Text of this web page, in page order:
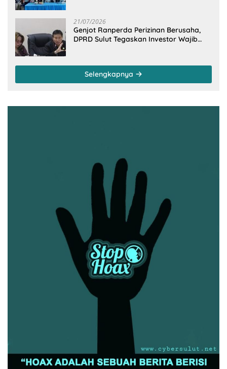
21/07/2026
Genjot Ranperda Perizinan Berusaha,
DPRD Sulut Tegaskan Investor Wajib
Selengkapnya